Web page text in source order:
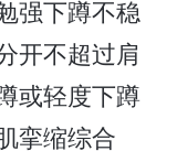
强下蹲不稳
开不超过肩
或轻度下蹲
挛缩综合